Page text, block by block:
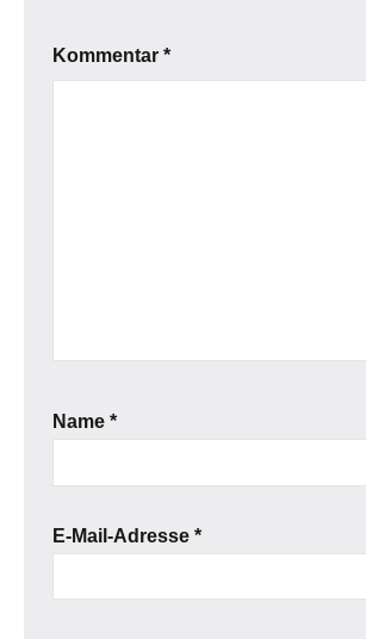
Kommentar *
Name *
E-Mail-Adresse *